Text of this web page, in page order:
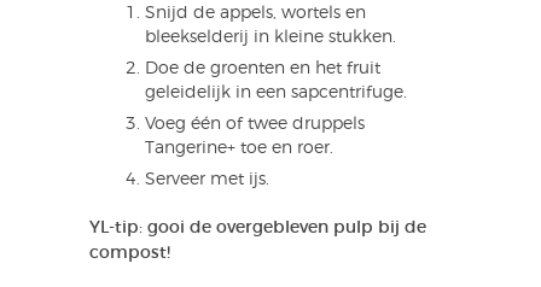
Snijd de appels, wortels en
bleekselderij in kleine stukken.
Doe de groenten en het fruit
geleidelijk in een sapcentrifuge.
Voeg één of twee druppels
Tangerine+ toe en roer.
Serveer met ijs.
YL-tip: gooi de overgebleven pulp bij de
compost!